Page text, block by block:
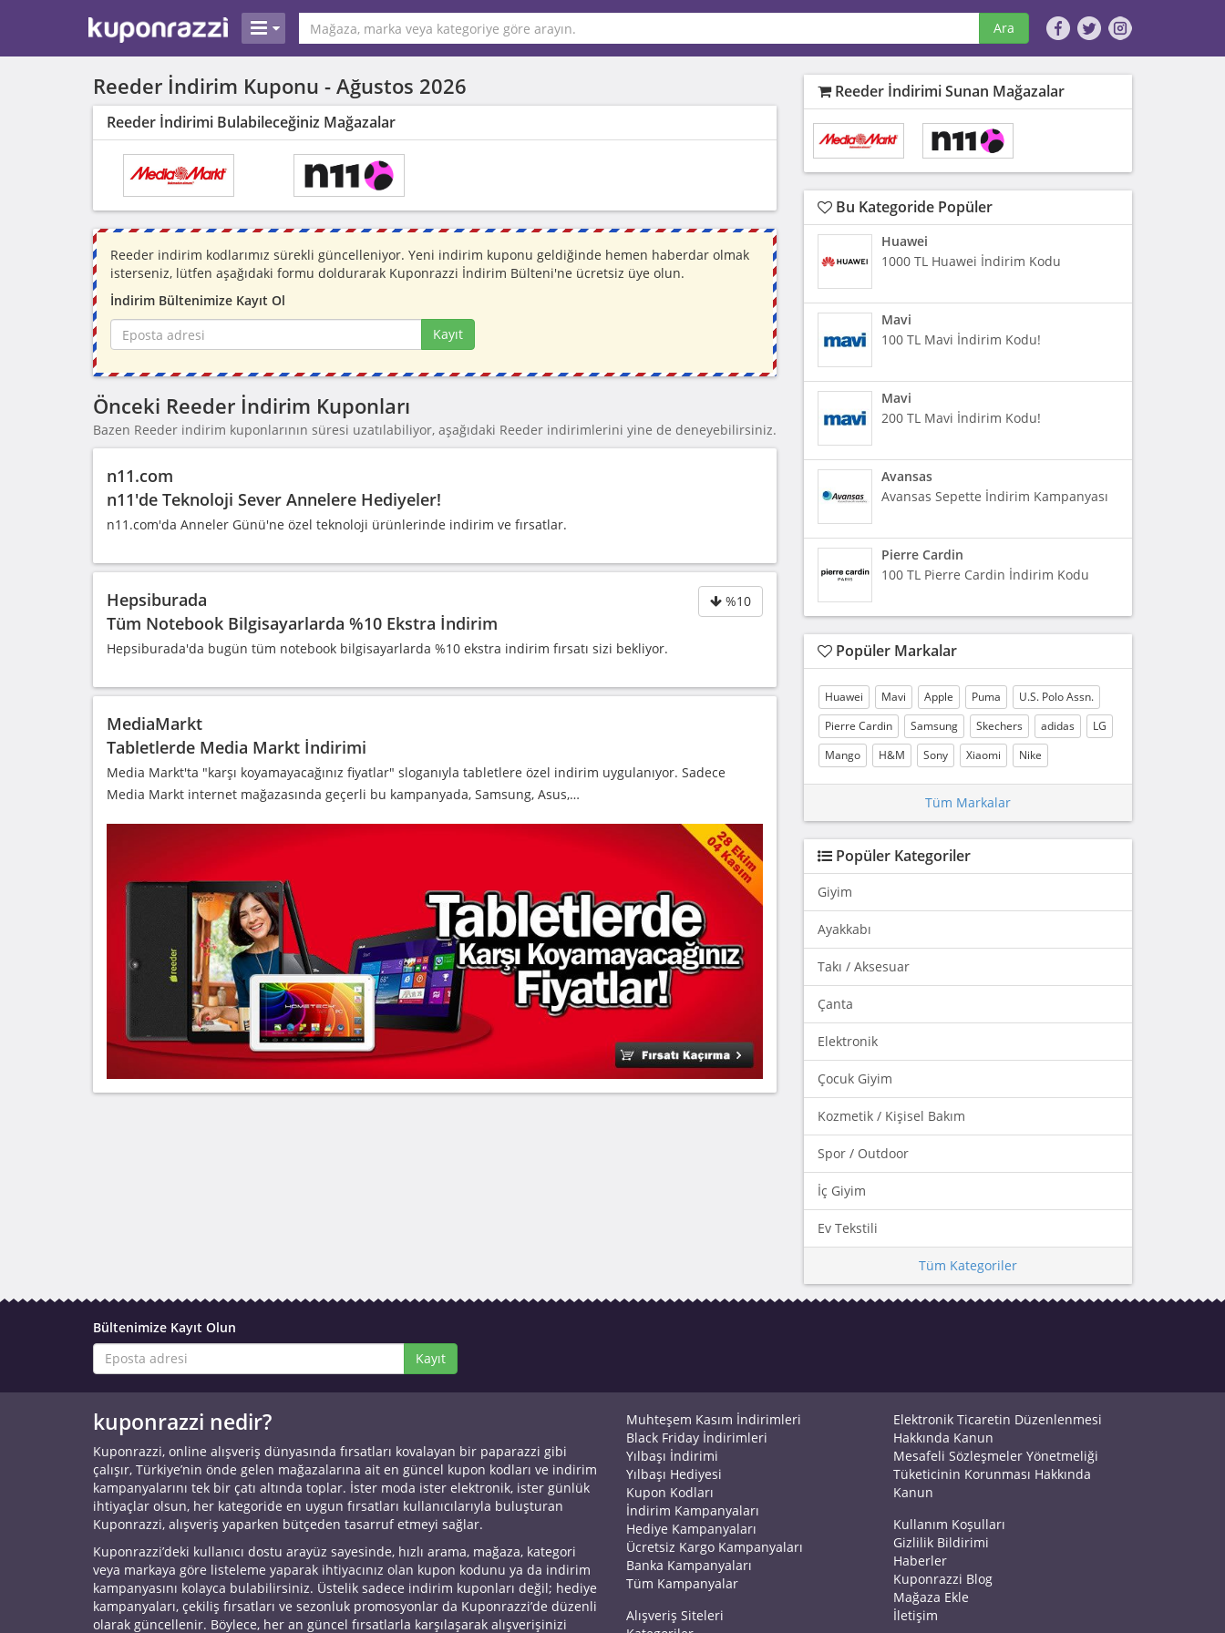
Ara
Reeder İndirim Kuponu - Ağustos 2026
Reeder İndirimi Bulabileceğiniz Mağazalar
Reeder indirim kodlarımız sürekli güncelleniyor. Yeni indirim kuponu geldiğinde hemen haberdar olmak
isterseniz, lütfen aşağıdaki formu doldurarak Kuponrazzi İndirim Bülteni'ne ücretsiz üye olun.
İndirim Bültenimize Kayıt Ol
Kayıt
Önceki Reeder İndirim Kuponları
Bazen Reeder indirim kuponlarının süresi uzatılabiliyor, aşağıdaki Reeder indirimlerini yine de deneyebilirsiniz.
n11.com
n11'de Teknoloji Sever Annelere Hediyeler!
n11.com'da Anneler Günü'ne özel teknoloji ürünlerinde indirim ve fırsatlar.
%10
Hepsiburada
Tüm Notebook Bilgisayarlarda %10 Ekstra İndirim
Hepsiburada'da bugün tüm notebook bilgisayarlarda %10 ekstra indirim fırsatı sizi bekliyor.
MediaMarkt
Tabletlerde Media Markt İndirimi
Media Markt'ta "karşı koyamayacağınız fiyatlar" sloganıyla tabletlere özel indirim uygulanıyor. Sadece
Media Markt internet mağazasında geçerli bu kampanyada, Samsung, Asus,…
Reeder İndirimi Sunan Mağazalar
Bu Kategoride Popüler
Huawei
1000 TL Huawei İndirim Kodu
Mavi
100 TL Mavi İndirim Kodu!
Mavi
200 TL Mavi İndirim Kodu!
Avansas
Avansas Sepette İndirim Kampanyası
Pierre Cardin
100 TL Pierre Cardin İndirim Kodu
Popüler Markalar
Huawei Mavi Apple Puma
U.S. Polo Assn.
Pierre Cardin
Samsung Skechers adidas
LG
Mango
H&M Sony Xiaomi Nike
Tüm Markalar
Popüler Kategoriler
Giyim
Ayakkabı
Takı / Aksesuar
Çanta
Elektronik
Çocuk Giyim
Kozmetik / Kişisel Bakım
Spor / Outdoor
İç Giyim
Ev Tekstili
Tüm Kategoriler
Bültenimize Kayıt Olun
Kayıt
kuponrazzi nedir?
Kuponrazzi, online alışveriş dünyasında fırsatları kovalayan bir paparazzi gibi
çalışır, Türkiye’nin önde gelen mağazalarına ait en güncel kupon kodları ve indirim
kampanyalarını tek bir çatı altında toplar. İster moda ister elektronik, ister günlük
ihtiyaçlar olsun, her kategoride en uygun fırsatları kullanıcılarıyla buluşturan
Kuponrazzi, alışveriş yaparken bütçeden tasarruf etmeyi sağlar.
Kuponrazzi’deki kullanıcı dostu arayüz sayesinde, hızlı arama, mağaza, kategori
veya markaya göre listeleme yaparak ihtiyacınız olan kupon kodunu ya da indirim
kampanyasını kolayca bulabilirsiniz. Üstelik sadece indirim kuponları değil; hediye
kampanyaları, çekiliş fırsatları ve sezonluk promosyonlar da Kuponrazzi’de düzenli
olarak güncellenir. Böylece, her an güncel fırsatlarla karşılaşarak alışverişinizi
Muhteşem Kasım İndirimleri
Black Friday İndirimleri
Yılbaşı İndirimi
Yılbaşı Hediyesi
Kupon Kodları
İndirim Kampanyaları
Hediye Kampanyaları
Ücretsiz Kargo Kampanyaları
Banka Kampanyaları
Tüm Kampanyalar
Alışveriş Siteleri
Elektronik Ticaretin Düzenlenmesi
Hakkında Kanun
Mesafeli Sözleşmeler Yönetmeliği
Tüketicinin Korunması Hakkında
Kanun
Kullanım Koşulları
Gizlilik Bildirimi
Haberler
Kuponrazzi Blog
Mağaza Ekle
İletişim